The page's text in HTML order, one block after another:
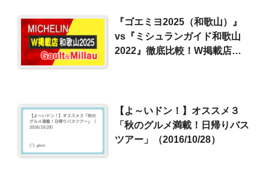
『ゴエミヨ2025（和歌山）』
vs『ミシュランガイド和歌山
2022』徹底比較！W掲載店ま
【よ～いドン！】オススメ３
「秋のグルメ満載！日帰りバス
ツアー」（2016/10/28）